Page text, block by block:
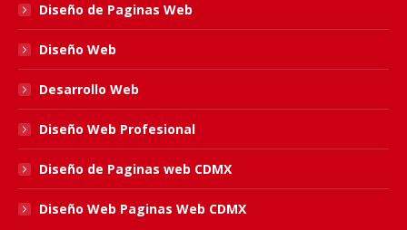
windowwindowwindowwindow
Diseño de Paginas Web
Diseño Web
Desarrollo Web
Diseño Web Profesional
Diseño de Paginas web CDMX
Diseño Web Paginas Web CDMX